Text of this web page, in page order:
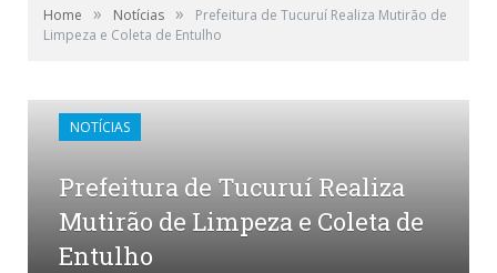
Home » Notícias »
Prefeitura de Tucuruí Realiza Mutirão de
Limpeza e Coleta de Entulho
NOTÍCIAS
Prefeitura de Tucuruí Realiza
Mutirão de Limpeza e Coleta de
Entulho